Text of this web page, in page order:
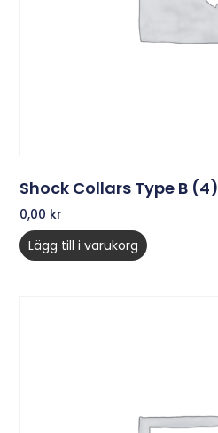
Shock Collars Type B (4)
0,00 kr
Lägg till i varukorg